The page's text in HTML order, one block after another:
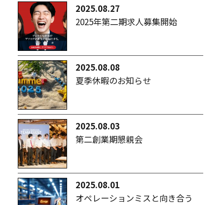
2025.08.27
2025年第二期求人募集開始
2025.08.08
夏季休暇のお知らせ
2025.08.03
第二創業期懇親会
2025.08.01
オペレーションミスと向き合う